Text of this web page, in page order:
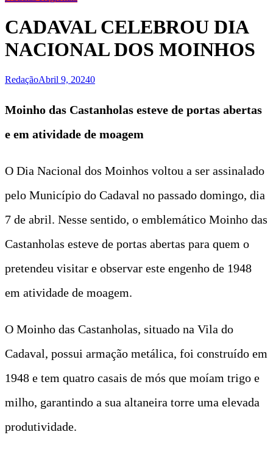
CADAVAL CELEBROU DIA
NACIONAL DOS MOINHOS
RedaçãoAbril 9, 20240
Moinho das Castanholas esteve de portas abertas
e em atividade de moagem
O Dia Nacional dos Moinhos voltou a ser assinalado
pelo Município do Cadaval no passado domingo, dia
7 de abril. Nesse sentido, o emblemático Moinho das
Castanholas esteve de portas abertas para quem o
pretendeu visitar e observar este engenho de 1948
em atividade de moagem.
O Moinho das Castanholas, situado na Vila do
Cadaval, possui armação metálica, foi construído em
1948 e tem quatro casais de mós que moíam trigo e
milho, garantindo a sua altaneira torre uma elevada
produtividade.